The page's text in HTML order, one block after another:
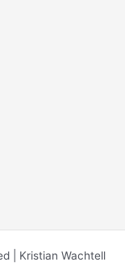
| Kristian Wachtell